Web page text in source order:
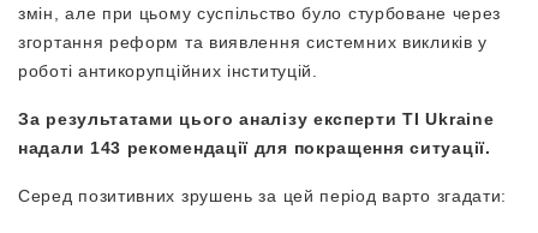
змін, але при цьому суспільство було стурбоване через
згортання реформ та виявлення системних викликів у
роботі антикорупційних інституцій.
За результатами цього аналізу експерти TI Ukraine
надали 143 рекомендації для покращення ситуації.
Серед позитивних зрушень за цей період варто згадати: